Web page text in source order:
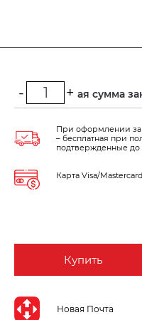
Минимальная сумма
- +
Купить
Новая Почта
При оформлении
– бесплатная при
подтвержденные до
Карта Visa/